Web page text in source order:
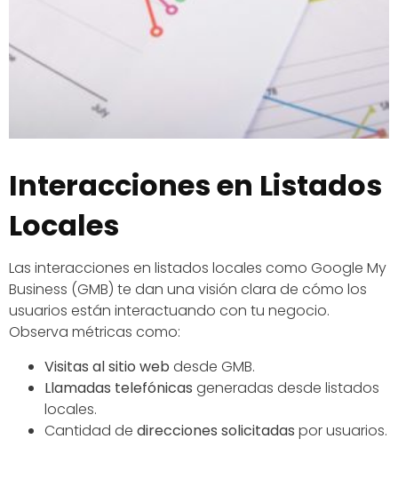
Interacciones en Listados
Locales
Las interacciones en listados locales como Google My
Business (GMB) te dan una visión clara de cómo los
usuarios están interactuando con tu negocio.
Observa métricas como:
Visitas al sitio web desde GMB.
Llamadas telefónicas generadas desde listados
locales.
Cantidad de direcciones solicitadas por usuarios.